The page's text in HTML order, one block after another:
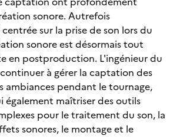
sonore. Autrefois
sur la prise de son lors du
sonore est désormais tout
en postproduction. L'ingénieur du
à gérer la captation des
ambiances pendant le tournage,
maîtriser des outils
pour le traitement du son, la
sonores, le montage et le